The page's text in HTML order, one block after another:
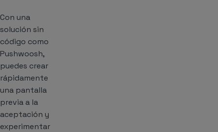
Con una
solución sin
código como
Pushwoosh,
puedes crear
rápidamente
una pantalla
previa a la
aceptación y
experimentar